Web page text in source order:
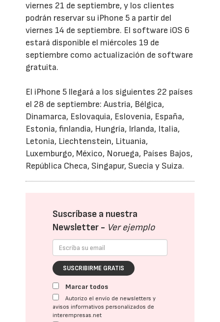
viernes 21 de septiembre, y los clientes
podrán reservar su iPhone 5 a partir del
viernes 14 de septiembre. El software iOS 6
estará disponible el miércoles 19 de
septiembre como actualización de software
gratuita.
El iPhone 5 llegará a los siguientes 22 países
el 28 de septiembre: Austria, Bélgica,
Dinamarca, Eslovaquia, Eslovenia, España,
Estonia, finlandia, Hungría, Irlanda, Italia,
Letonia, Liechtenstein, Lituania,
Luxemburgo, México, Noruega, Países Bajos,
República Checa, Singapur, Suecia y Suiza.
Suscríbase a nuestra
Newsletter - Ver ejemplo
SUSCRIBIRME GRATIS
Marcar todos
Autorizo el envío de newsletters y
avisos informativos personalizados de
interempresas.net